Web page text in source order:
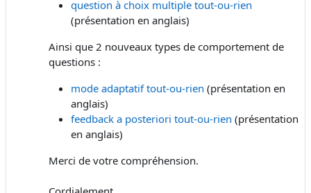
question à choix multiple tout-ou-rien
(présentation en anglais)
Ainsi que 2 nouveaux types de comportement de
questions :
mode adaptatif tout-ou-rien (présentation en
anglais)
feedback a posteriori tout-ou-rien (présentation
en anglais)
Merci de votre compréhension.